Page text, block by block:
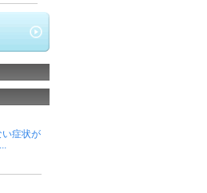
い症状が